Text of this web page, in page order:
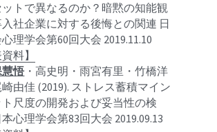
ットで異なるのか？暗黙の知能観
社企業に対する後悔との関連 日
理学会第60回大会 2019.11.10
料】
悟・高史明・雨宮有里・竹橋洋
由佳 (2019). ストレス蓄積マイン
ト尺度の開発および妥当性の検
心理学会第83回大会 2019.09.13